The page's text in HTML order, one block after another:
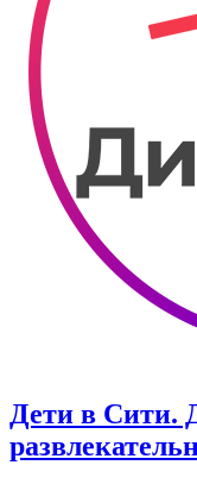
Дети в Сити.